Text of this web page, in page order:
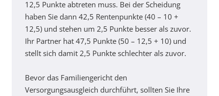
12,5 Punkte abtreten muss. Bei der Scheidung
haben Sie dann 42,5 Rentenpunkte (40 – 10 +
12,5) und stehen um 2,5 Punkte besser als zuvor.
Ihr Partner hat 47,5 Punkte (50 – 12,5 + 10) und
stellt sich damit 2,5 Punkte schlechter als zuvor.
Bevor das Familiengericht den
Versorgungsausgleich durchführt, sollten Sie Ihre